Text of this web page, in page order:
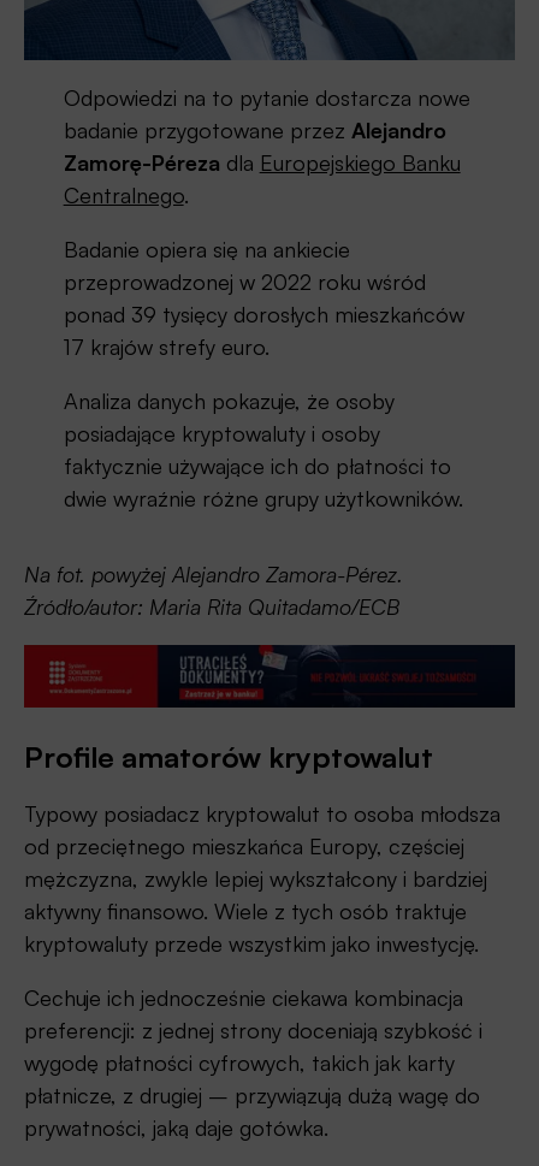
Odpowiedzi na to pytanie dostarcza nowe
badanie przygotowane przez Alejandro
Zamorę-Péreza dla Europejskiego Banku
Centralnego.
Badanie opiera się na ankiecie
przeprowadzonej w 2022 roku wśród
ponad 39 tysięcy dorosłych mieszkańców
17 krajów strefy euro.
Analiza danych pokazuje, że osoby
posiadające kryptowaluty i osoby
faktycznie używające ich do płatności to
dwie wyraźnie różne grupy użytkowników.
Na fot. powyżej Alejandro Zamora-Pérez.
Źródło/autor: Maria Rita Quitadamo/ECB
Profile amatorów kryptowalut
Typowy posiadacz kryptowalut to osoba młodsza
od przeciętnego mieszkańca Europy, częściej
mężczyzna, zwykle lepiej wykształcony i bardziej
aktywny finansowo. Wiele z tych osób traktuje
kryptowaluty przede wszystkim jako inwestycję.
Cechuje ich jednocześnie ciekawa kombinacja
preferencji: z jednej strony doceniają szybkość i
wygodę płatności cyfrowych, takich jak karty
płatnicze, z drugiej – przywiązują dużą wagę do
prywatności, jaką daje gotówka.